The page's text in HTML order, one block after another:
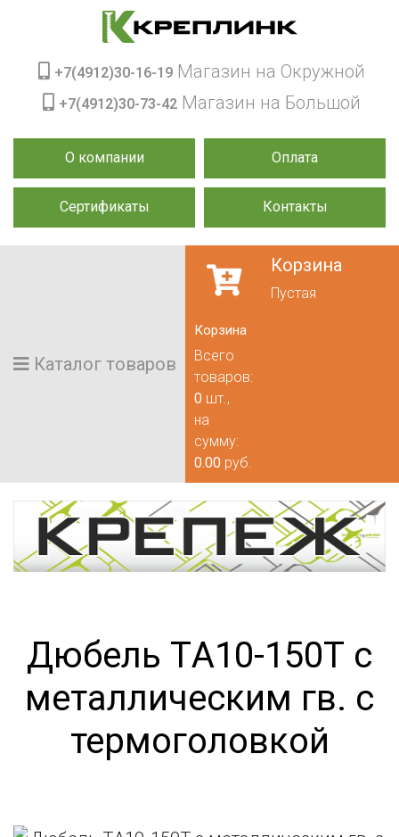
О компании Оплата
Сертификаты Контакты
+7(4912)30-16-19 Магазин на Окружной
+7(4912)30-73-42 Магазин на Большой
Каталог товаров
Корзина
Пустая
Корзина
Всего
товаров:
0 шт.,
на
сумму:
0.00 руб.
Дюбель TА10-150Т с
металлическим гв. с
термоголовкой